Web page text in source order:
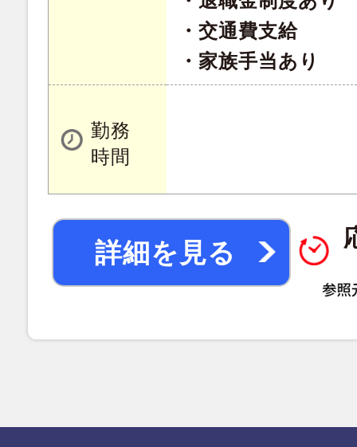
・交通費支給
・家族手当あり
勤務
時間
詳細を見る